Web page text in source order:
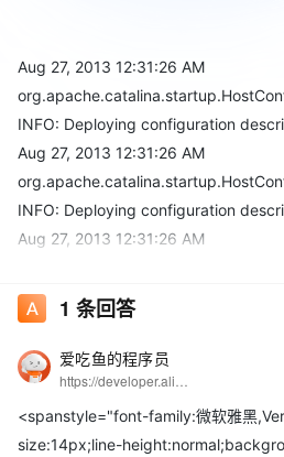
Aug 27, 2013 12:31:26 AM
INFO: Deploying configuration
Aug 27, 2013 12:31:26 AM
INFO: Deploying configuration
Aug 27, 2013 12:31:26 AM
INFO: Deploying web application
Aug 27, 2013 12:31:26 AM
SEVERE: End event threw exception
at
1 条回答
爱吃鱼的程序员
<spanstyle="font-family:微软雅黑
size:14px;line-